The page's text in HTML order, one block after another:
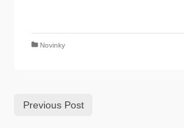
Novinky
Previous Post